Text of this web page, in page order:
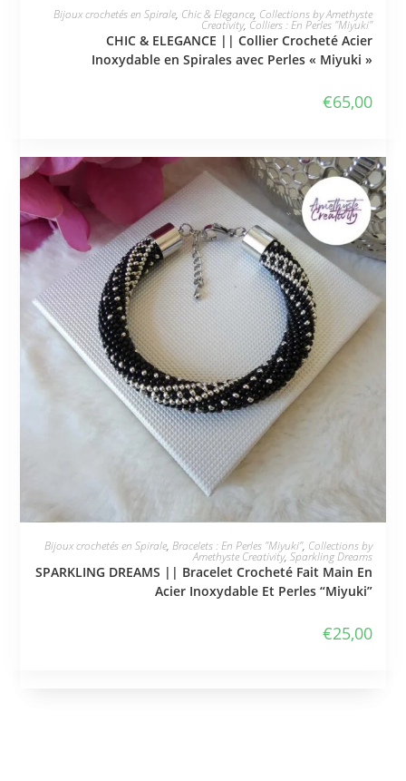
JE L'ADOPTE
Bijoux crochetés en Spirale, Chic & Elegance, Collections by Amethyste
Creativity, Colliers : En Perles "Miyuki"
CHIC & ELEGANCE || Collier Crocheté Acier
Inoxydable en Spirales avec Perles « Miyuki »
€65,00
JE L'ADOPTE
Bijoux crochetés en Spirale, Bracelets : En Perles "Miyuki", Collections by
Amethyste Creativity, Sparkling Dreams
SPARKLING DREAMS || Bracelet Crocheté Fait Main En
Acier Inoxydable Et Perles “Miyuki”
€25,00